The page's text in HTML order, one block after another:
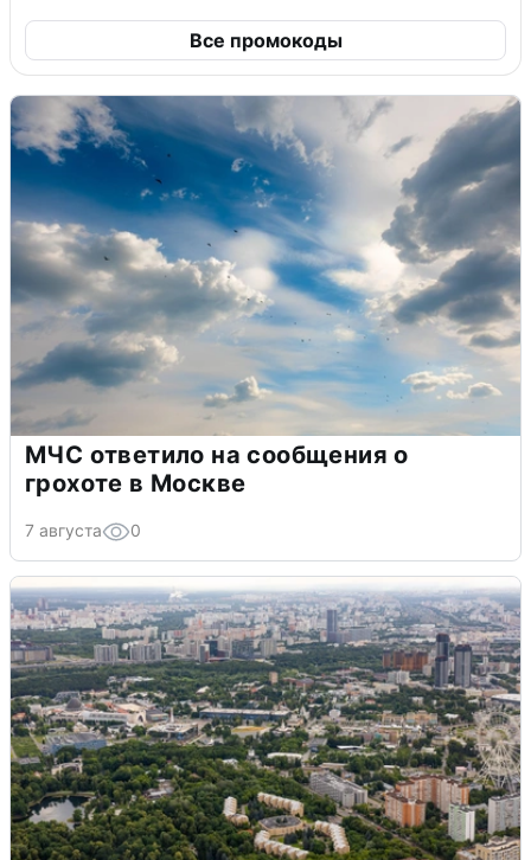
Все промокоды
МЧС ответило на сообщения о
грохоте в Москве
7 августа 0